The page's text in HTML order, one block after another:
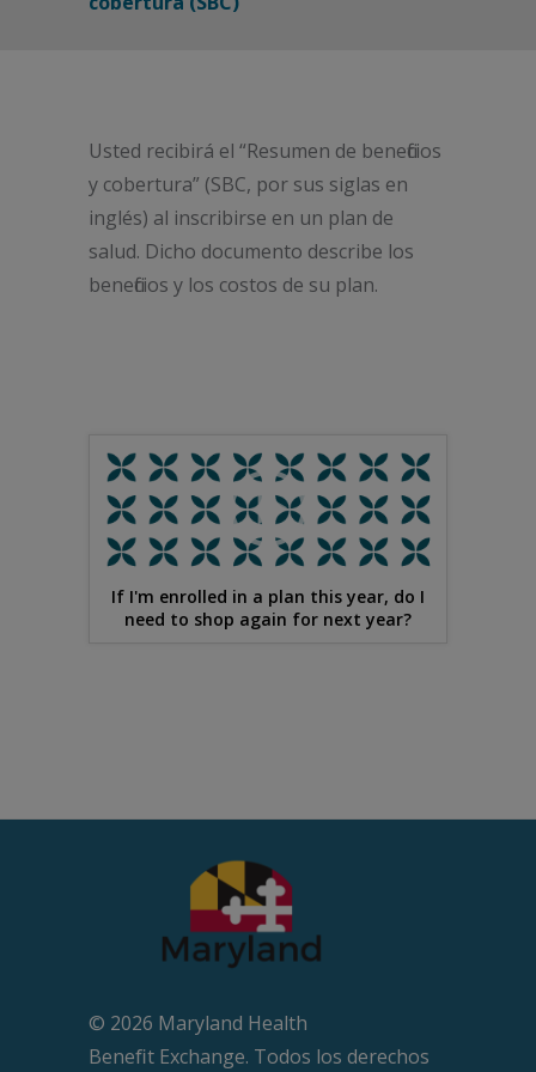
Usted recibirá el “Resumen de beneficios
y cobertura” (SBC, por sus siglas en
inglés) al inscribirse en un plan de
salud. Dicho documento describe los
beneficios y los costos de su plan.
If I'm enrolled in a plan this year, do I
need to shop again for next year?
© 2026 Maryland Health
Beneﬁt Exchange. Todos los derechos